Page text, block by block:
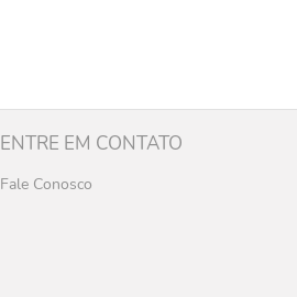
ENTRE EM CONTATO
Fale Conosco